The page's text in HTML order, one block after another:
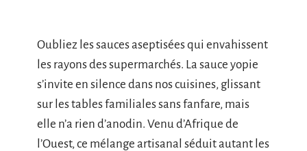
Oubliez les sauces aseptisées qui envahissent
les rayons des supermarchés. La sauce yopie
s’invite en silence dans nos cuisines, glissant
sur les tables familiales sans fanfare, mais
elle n’a rien d’anodin. Venu d’Afrique de
l’Ouest, ce mélange artisanal séduit autant les